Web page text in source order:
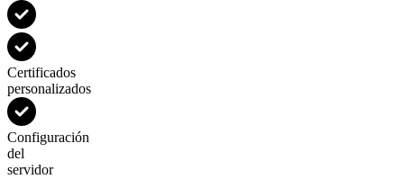
Certificados
personalizados
Configuración
del
servidor